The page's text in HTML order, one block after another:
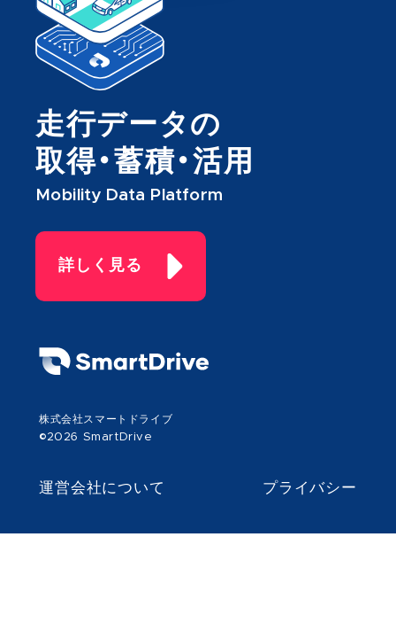
走行データの
取得・蓄積・活用
Mobility Data Platform
詳しく見る
株式会社スマートドライブ
©2026 SmartDrive
運営会社について プライバシー